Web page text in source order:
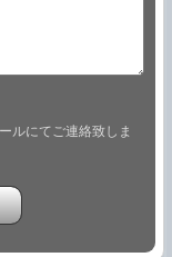
ルにてご連絡致しま